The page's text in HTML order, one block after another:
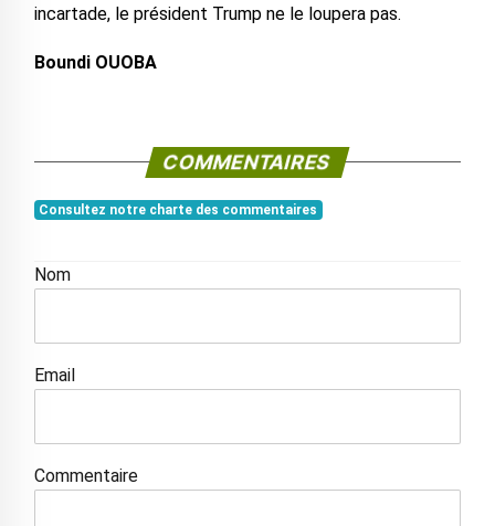
incartade, le président Trump ne le loupera pas.
Boundi OUOBA
COMMENTAIRES
Consultez notre charte des commentaires
Nom
Email
Commentaire